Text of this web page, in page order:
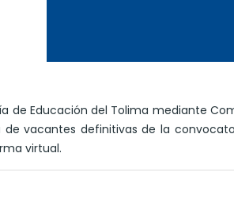
de Educación del Tolima mediante
de vacantes definitivas de la
virtual.